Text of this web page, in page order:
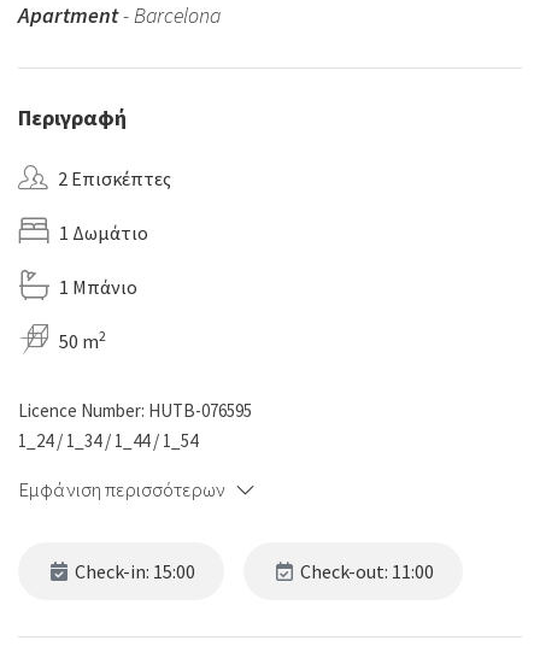
Apartment- Barcelona
Περιγραφή
2 Επισκέπτες
1 Δωμάτιο
1 Μπάνιο
50 m2
Licence Number: HUTB-076595
1_24 / 1_34 / 1_44 / 1_54
Εμφάνιση περισσότερων
Check-in: 15:00 Check-out: 11:00